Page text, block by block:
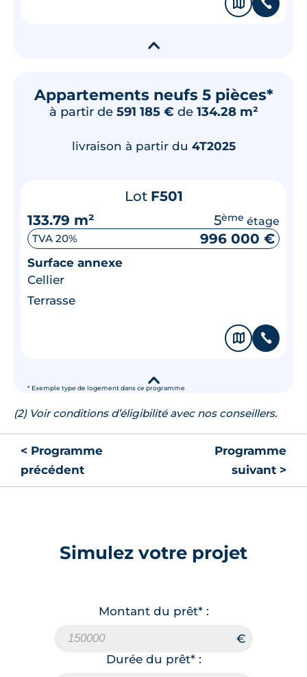
🗞 📞
▾
Appartements neufs 5 pièces*
à partir de 591 185 € de 134.28 m²
* Exemple type de logement dans ce programme
livraison à partir du 4T2025
Lot F501
133.79 m²
5ème étage
TVA 20% 996 000 €
Surface annexe
Cellier
Terrasse
🗞 📞
▾
(2) Voir conditions d’éligibilité avec nos conseillers.
< Programme
précédent
Programme
suivant >
Simulez votre projet
Montant du prêt* :
Durée du prêt* :